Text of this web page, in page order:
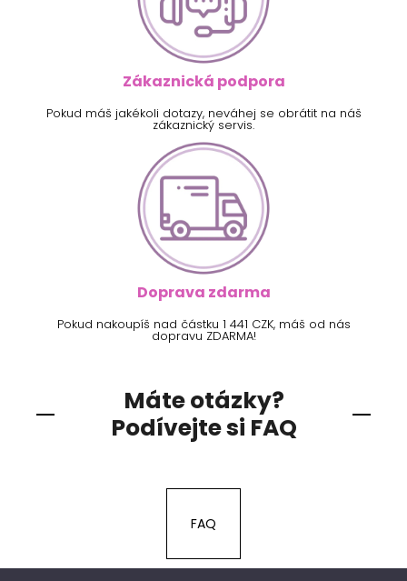
Zákaznická podpora
Pokud máš jakékoli dotazy, neváhej se obrátit na náš
zákaznický servis.
Doprava zdarma
Pokud nakoupíš nad částku 1 441 CZK, máš od nás
dopravu ZDARMA!
Máte otázky?
Podívejte si FAQ
FAQ